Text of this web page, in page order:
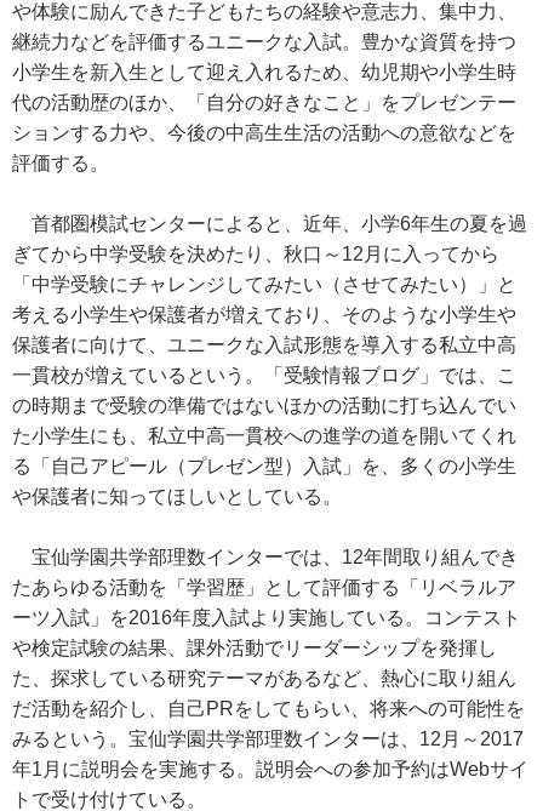
や体験に励んできた子どもたちの経験や意志力、集中力、
継続力などを評価するユニークな入試。豊かな資質を持つ
小学生を新入生として迎え入れるため、幼児期や小学生時
代の活動歴のほか、「自分の好きなこと」をプレゼンテー
ションする力や、今後の中高生生活の活動への意欲などを
評価する。
首都圏模試センターによると、近年、小学6年生の夏を過
ぎてから中学受験を決めたり、秋口～12月に入ってから
「中学受験にチャレンジしてみたい（させてみたい）」と
考える小学生や保護者が増えており、そのような小学生や
保護者に向けて、ユニークな入試形態を導入する私立中高
一貫校が増えているという。「受験情報ブログ」では、こ
の時期まで受験の準備ではないほかの活動に打ち込んでい
た小学生にも、私立中高一貫校への進学の道を開いてくれ
る「自己アピール（プレゼン型）入試」を、多くの小学生
や保護者に知ってほしいとしている。
宝仙学園共学部理数インターでは、12年間取り組んでき
たあらゆる活動を「学習歴」として評価する「リベラルア
ーツ入試」を2016年度入試より実施している。コンテスト
や検定試験の結果、課外活動でリーダーシップを発揮し
た、探求している研究テーマがあるなど、熱心に取り組ん
だ活動を紹介し、自己PRをしてもらい、将来への可能性を
みるという。宝仙学園共学部理数インターは、12月～2017
年1月に説明会を実施する。説明会への参加予約はWebサイ
トで受け付けている。